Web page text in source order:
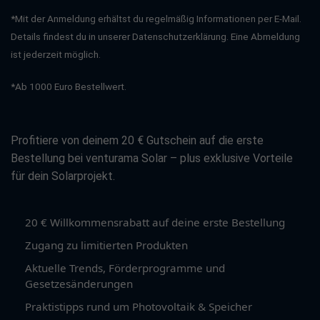
Gewicht: ca. 24 kg
App: ShinePhone für Monitoring, Betriebsmodi und
Herstellergarantie: 10 Jahre
Max. Ausgangsleistung: 465 Wp
Modulwirkungsgrad: bis zu 23,3 %
Bauweise: monofaziales Doppelglasmodul
Rahmenfarbe: Schwarz
Max. Systemspannung: 1.500 V DC
*Mit der Anmeldung erhältst du regelmäßig Informationen per E-Mail.
Details findest du in unserer Datenschutzerklärung. Eine Abmeldung
ist jederzeit möglich.
*Ab 1000 Euro Bestellwert.
Profitiere von deinem 20 € Gutschein auf die erste
Bestellung bei venturama Solar – plus exklusive Vorteile
für dein Solarprojekt.
20 € Willkommensrabatt auf deine erste Bestellung
Zugang zu limitierten Produkten
Aktuelle Trends, Förderprogramme und
Gesetzesänderungen
Praktistipps rund um Photovoltaik & Speicher